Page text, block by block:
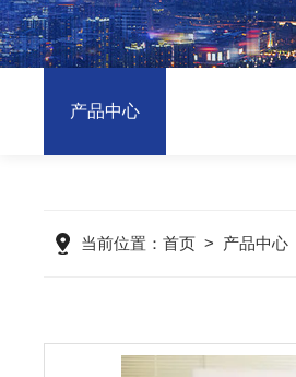
产品中心
当前位置：首页 > 产品中心